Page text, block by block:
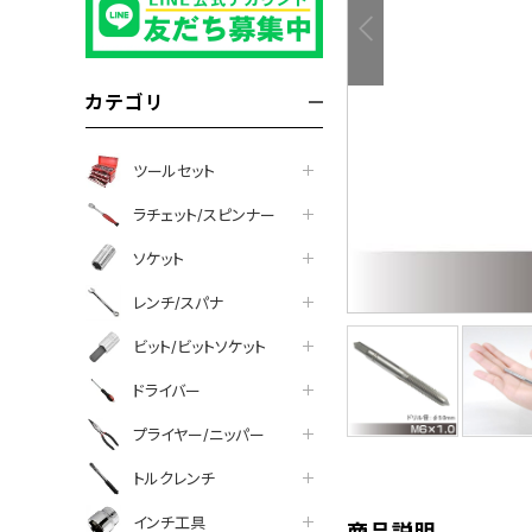
カテゴリ
ツールセット
ラチェット/スピンナー
ソケット
レンチ/スパナ
ビット/ビットソケット
ドライバー
プライヤー/ニッパー
トルクレンチ
インチ工具
facebook
line